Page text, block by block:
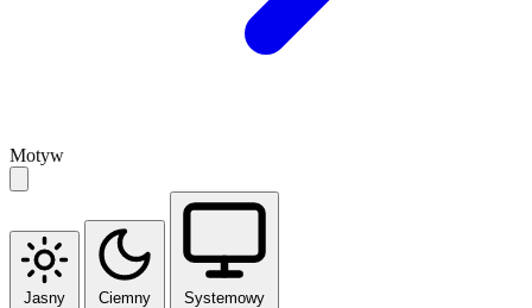
Motyw
Jasny Ciemny Systemowy